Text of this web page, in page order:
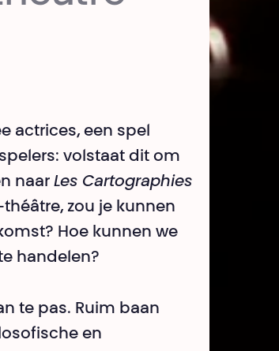
actrices, een spel
volstaat dit om
naar Les Cartographies
zou je kunnen
Hoe kunnen we
handelen?
te pas. Ruim baan
en